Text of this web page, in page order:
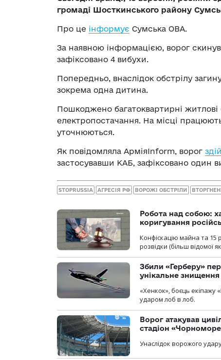
громаді Шосткинського району
Про це інформує Сумська ОВА.
За наявною інформацією, ворог
зафіксовано 4 вибухи.
Попередньо, внаслідок обстрілу
зокрема одна дитина.
Пошкоджено багатоквартирні житлові
електропостачання. На місці
уточнюються.
Як повідомляла АрміяInform, ворог
застосувавши КАБ, зафіксовано один
STOPRUSSIA АГРЕСІЯ РФ ВОРОЖІ ОБСТРІЛИ
Робота над собою:
коригування
Конфіскацію майна та 15
розвідки (більш відомої
Збили «Герберу»
унікальне
«Хенкок», боєць екіпажу
ударом лоб в лоб.
Ворог атакував
стадіон
Унаслідок ворожого